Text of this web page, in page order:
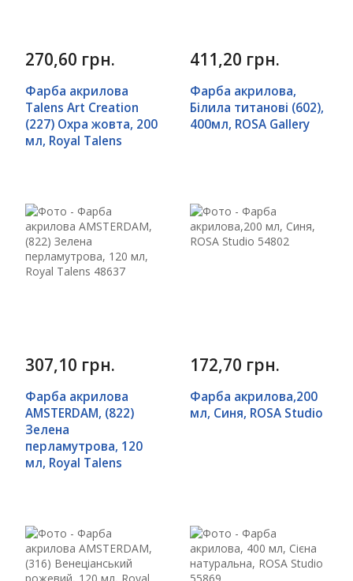
270,60 грн.
Фарба акрилова
Talens Art Creation
(227) Охра жовта, 200
мл, Royal Talens
411,20 грн.
Фарба акрилова,
Білила титанові (602),
400мл, ROSA Gallery
307,10 грн.
Фарба акрилова
AMSTERDAM, (822)
Зелена
перламутрова, 120
мл, Royal Talens
172,70 грн.
Фарба акрилова,200
мл, Синя, ROSA Studio